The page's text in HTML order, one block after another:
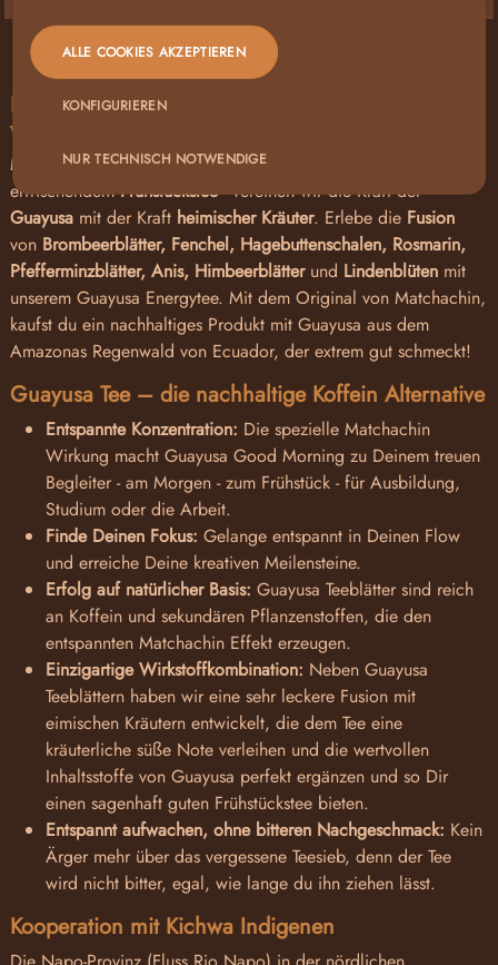
BESCHREIBUNG
Erlebe wie Guayusa Deine Morgenroutine
verändert!
Mit unseremBIO Guayusa Good Morning Tee
erfrischendemFrühstückstee- vereinen wir die Kraft der
Guayusa mit der Kraft heimischer Kräuter. Erlebe die Fusion
von Brombeerblätter, Fenchel, Hagebuttenschalen, Rosmarin,
Pfefferminzblätter, Anis, Himbeerblätter und Lindenblüten mit
unserem Guayusa Energytee. Mit dem Original von Matchachin,
kaufst du ein nachhaltiges Produkt mit Guayusa aus dem
Amazonas Regenwald von Ecuador, der extrem gut schmeckt!
Guayusa Tee – die nachhaltige Koffein Alternative
Entspannte Konzentration: Die spezielle Matchachin
Wirkung macht Guayusa Good Morning zu Deinem treuen
Begleiter - am Morgen - zum Frühstück - für Ausbildung,
Studium oder die Arbeit.
Finde Deinen Fokus: Gelange entspannt in Deinen Flow
und erreiche Deine kreativen Meilensteine.
Erfolg auf natürlicher Basis: Guayusa Teeblätter sind reich
an Koffein und sekundären Pflanzenstoffen, die den
entspannten Matchachin Effekt erzeugen.
Einzigartige Wirkstoffkombination: Neben Guayusa
Teeblättern haben wir eine sehr leckere Fusion mit
eimischen Kräutern entwickelt, die dem Tee eine
kräuterliche süße Note verleihen und die wertvollen
Inhaltsstoffe von Guayusa perfekt ergänzen und so Dir
einen sagenhaft guten Frühstückstee bieten.
Entspannt aufwachen, ohne bitteren Nachgeschmack: Kein
Ärger mehr über das vergessene Teesieb, denn der Tee
wird nicht bitter, egal, wie lange du ihn ziehen lässt.
Kooperation mit Kichwa Indigenen
NUR TECHNISCH NOTWENDIGE
KONFIGURIEREN
ALLE COOKIES AKZEPTIEREN